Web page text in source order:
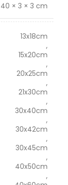
40 × 3 × 3 cm
13x18cm
,
15x20cm
,
20x25cm
,
21x30cm
,
30x40cm
,
30x42cm
,
30x45cm
,
40x50cm
,